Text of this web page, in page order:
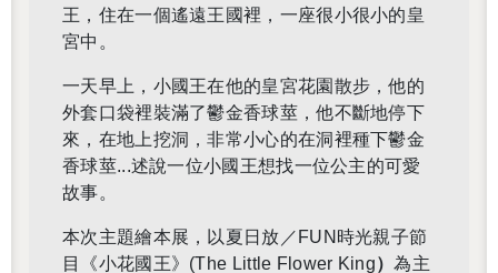
王，住在一個遙遠王國裡，一座很小很小的皇
宮中。
一天早上，小國王在他的皇宮花園散步，他的
外套口袋裡裝滿了鬱金香球莖，他不斷地停下
來，在地上挖洞，非常小心的在洞裡種下鬱金
香球莖...述說一位小國王想找一位公主的可愛
故事。
本次主題繪本展，以夏日放／FUN時光親子節
目《小花國王》(The Little Flower King）為主